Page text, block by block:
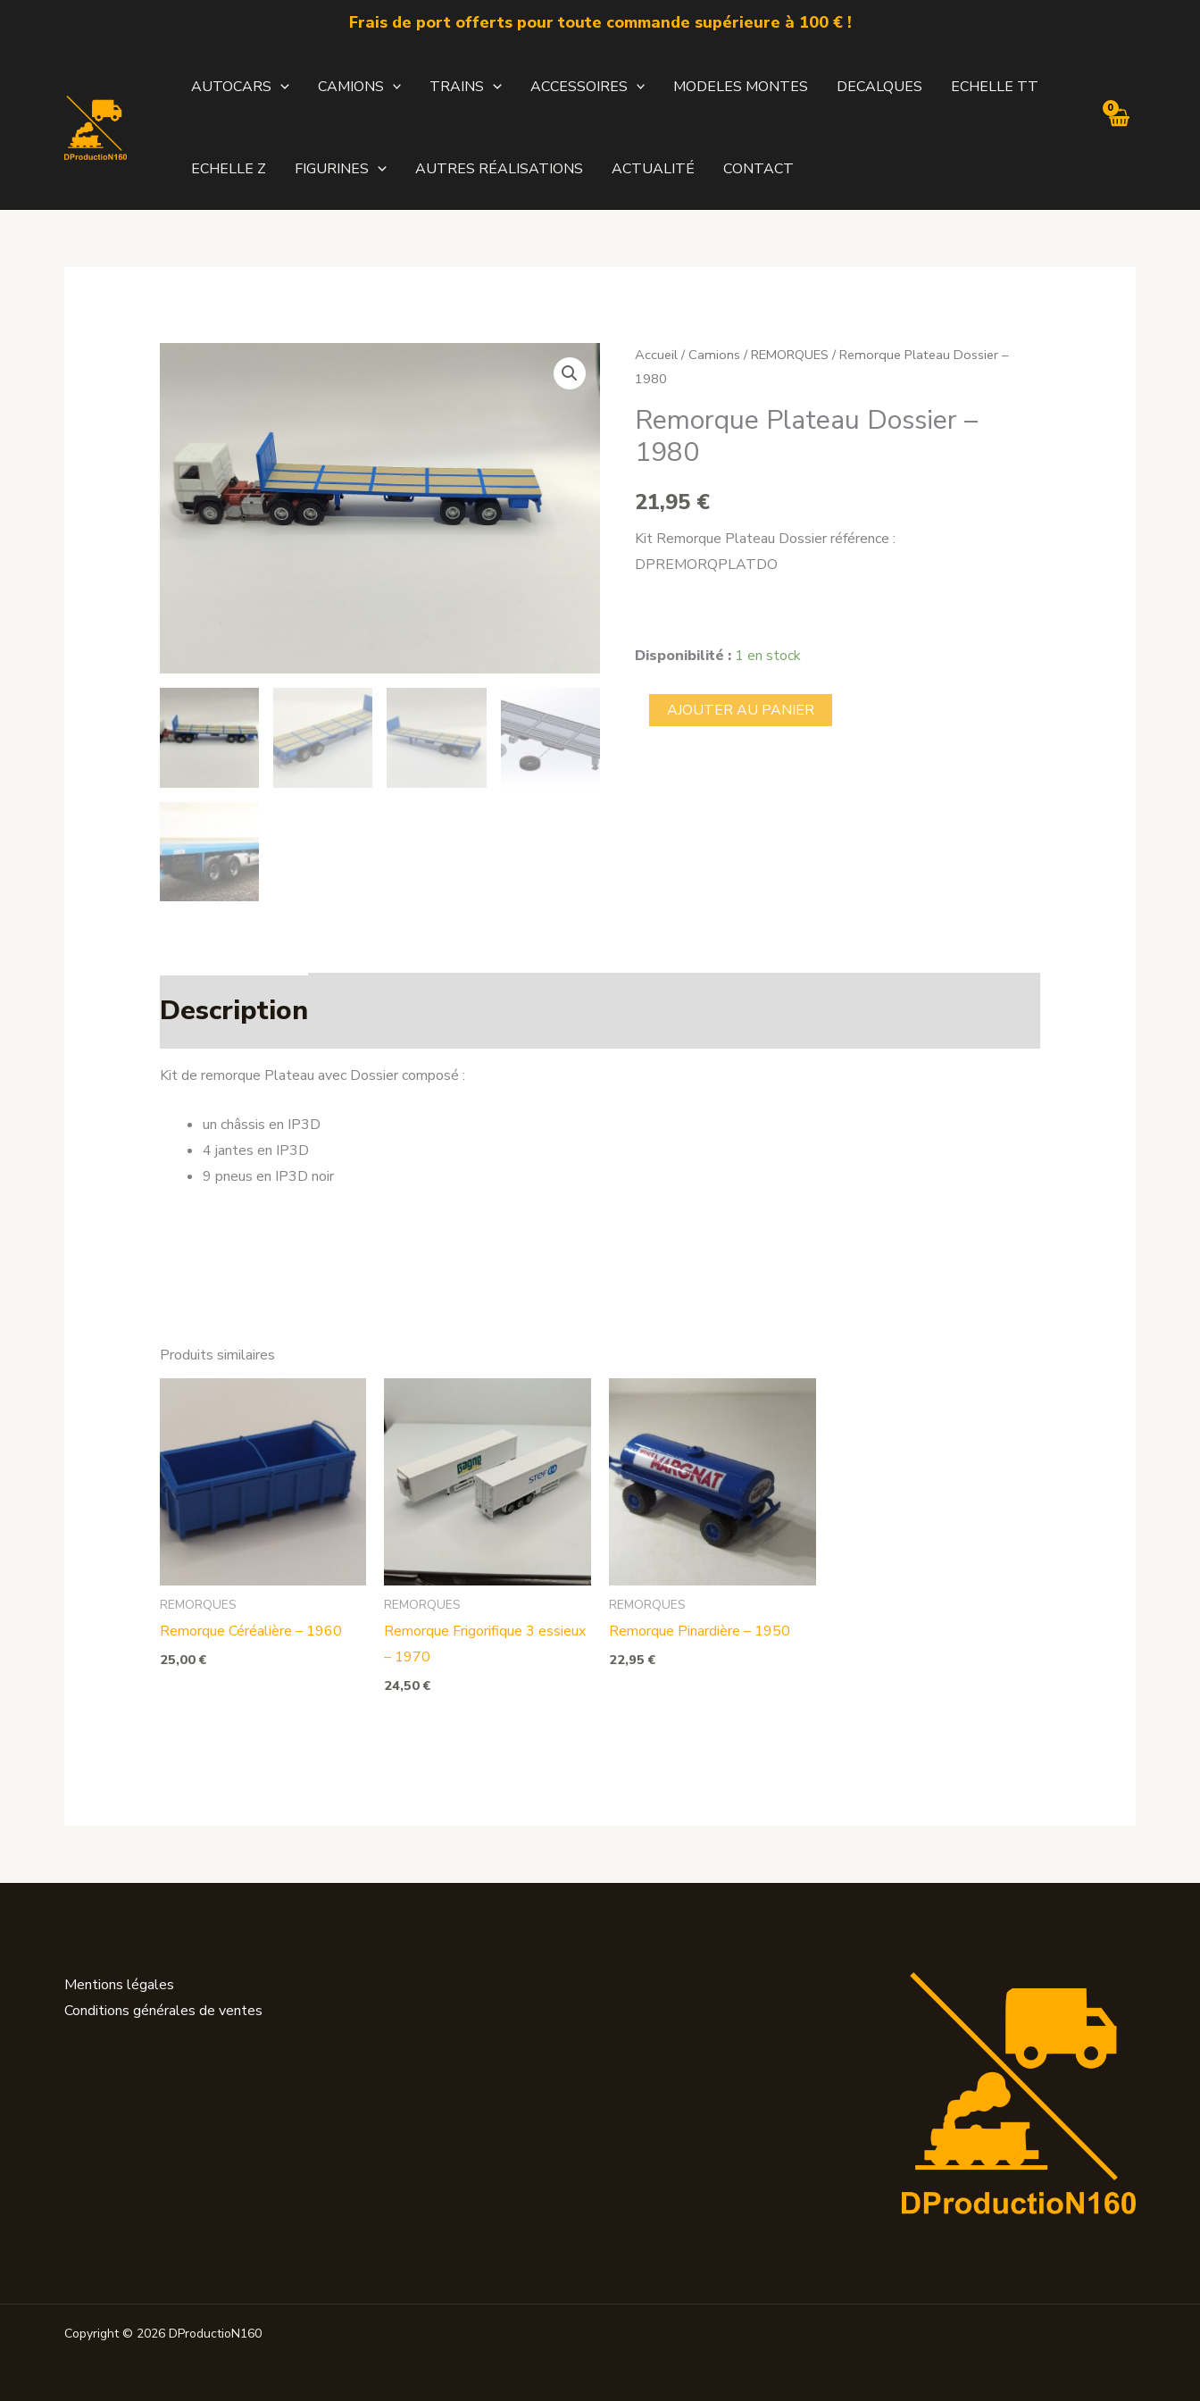
Frais de port offerts pour toute commande supérieure à 100 € !
AUTOCARS CAMIONS TRAINS ACCESSOIRES MODELES MONTES DECALQUES ECHELLE TT
ECHELLE Z FIGURINES AUTRES RÉALISATIONS ACTUALITÉ CONTACT
Accueil / Camions /REMORQUES / Remorque Plateau Dossier –
1980
Remorque Plateau Dossier –
1980
21,95 €
Kit Remorque Plateau Dossier référence :
DPREMORQPLATDO
Disponibilité : 1 en stock
quantité
de
AJOUTER AU PANIER
Description
Kit de remorque Plateau avec Dossier composé :
un châssis en IP3D
4 jantes en IP3D
9 pneus en IP3D noir
Produits similaires
REMORQUES
Remorque Céréalière – 1960
25,00 €
REMORQUES
Remorque Frigorifique 3 essieux
– 1970
24,50€
REMORQUES
Remorque Pinardière – 1950
22,95 €
Mentions légales
Conditions générales de ventes
Copyright © 2026 DProductioN160